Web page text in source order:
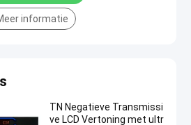
informatie
TN Negatieve Transmissi
ve LCD Vertoning met ultr